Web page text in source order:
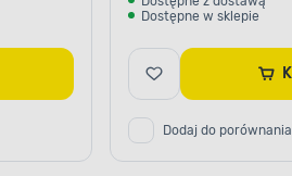
Dostępne w sklepie
Dodaj do porównania